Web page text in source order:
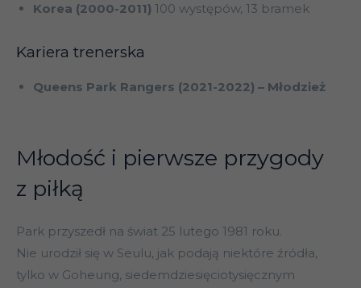
Korea (2000-2011) 100 występów, 13 bramek
Kariera trenerska
Queens Park Rangers (2021-2022) – Młodzież
Młodość i pierwsze przygody
z piłką
Park przyszedł na świat 25 lutego 1981 roku.
Nie urodził się w Seulu, jak podają niektóre źródła,
tylko w Goheung, siedemdziesięciotysięcznym